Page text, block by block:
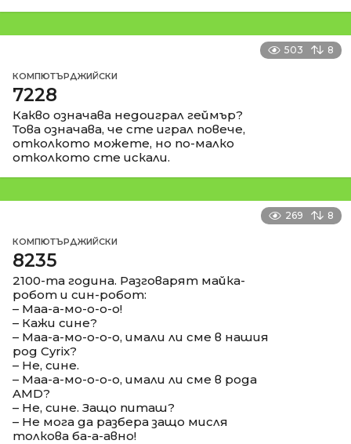
503 8
КОМПЮТЪРДЖИЙСКИ
7228
Какво означава недоиграл геймър?
Това означава, че сте играл повече,
отколкото можете, но по-малко
отколкото сте искали.
269 8
КОМПЮТЪРДЖИЙСКИ
8235
2100-та година. Разговарят майка-
робот и син-робот:
– Маа-а-мо-о-о-о!
– Кажи сине?
– Маа-а-мо-о-о-о, имали ли сме в нашия
род Cyrix?
– Не, сине.
– Маа-а-мо-о-о-о, имали ли сме в рода
AMD?
– Не, сине. Защо питаш?
– Не мога да разбера защо мисля
толкова ба-а-авно!